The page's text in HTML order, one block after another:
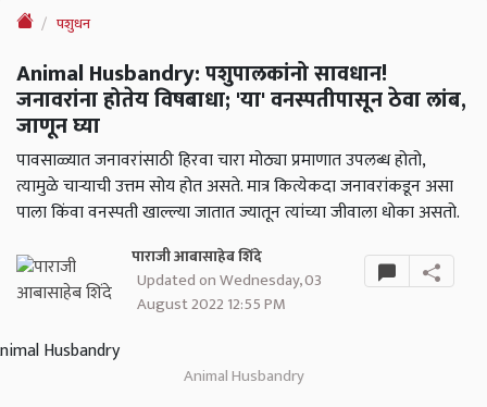
पशुधन
Animal Husbandry: पशुपालकांनो सावधान!
जनावरांना होतेय विषबाधा; 'या' वनस्पतीपासून ठेवा लांब,
जाणून घ्या
पावसाळ्यात जनावरांसाठी हिरवा चारा मोठ्या प्रमाणात उपलब्ध होतो,
त्यामुळे चाऱ्याची उत्तम सोय होत असते. मात्र कित्येकदा जनावरांकडून असा
पाला किंवा वनस्पती खाल्ल्या जातात ज्यातून त्यांच्या जीवाला धोका असतो.
पाराजी आबासाहेब शिंदे
Updated on Wednesday, 03
August 2022 12:55 PM
Animal Husbandry